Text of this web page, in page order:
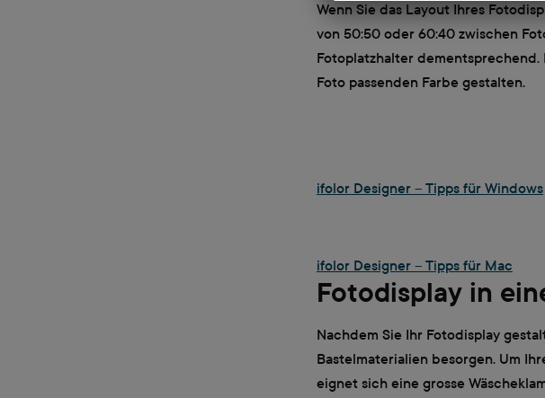
Wenn Sie das Layout Ihres
von 50:50 oder 60:40 zwischen
Fotoplatzhalter dementsprechend.
Foto passenden Farbe gestalten.
ifolor Designer – Tipps für Windows
ifolor Designer – Tipps für Mac
Fotodisplay in
Nachdem Sie Ihr Fotodisplay
Bastelmaterialien besorgen. Um
eignet sich eine grosse